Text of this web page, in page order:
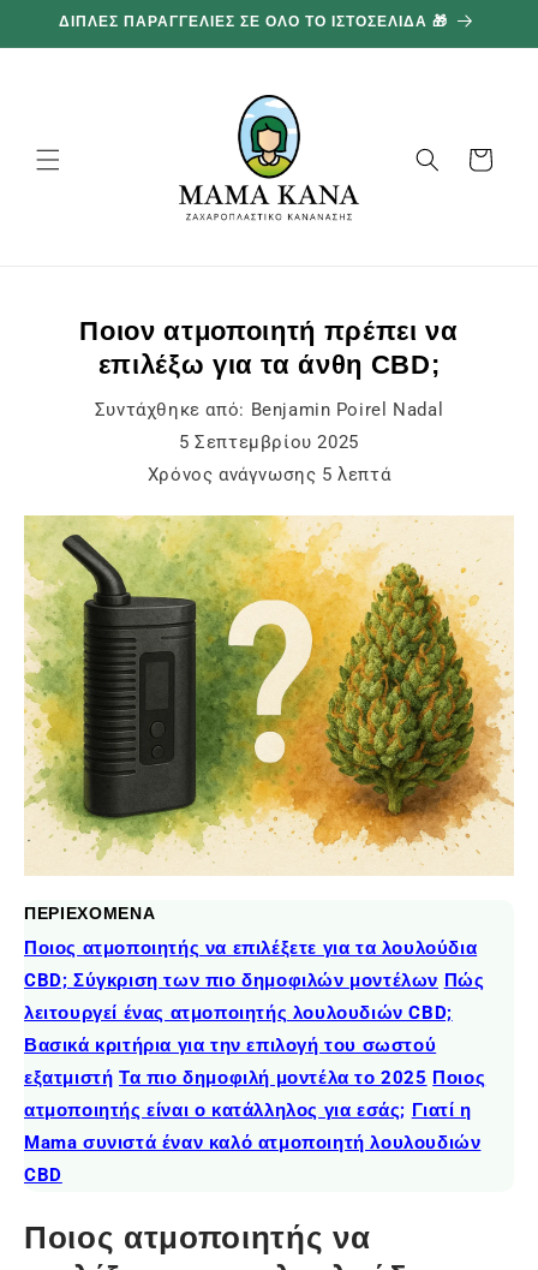
προχωρήστε
στο
ΔΙΠΛΕΣ ΠΑΡΑΓΓΕΛΙΕΣ ΣΕ ΟΛΟ ΤΟ ΙΣΤΟΣΕΛΙΔΑ 🎁
Καλάθι
Ποιον ατμοποιητή πρέπει να
επιλέξω για τα άνθη CBD;
Συντάχθηκε από: Benjamin Poirel Nadal
5 Σεπτεμβρίου 2025
Χρόνος ανάγνωσης 5 λεπτά
ΠΕΡΙΕΧΟΜΕΝΑ
Ποιος ατμοποιητής να επιλέξετε για τα λουλούδια
CBD; Σύγκριση των πιο δημοφιλών μοντέλων Πώς
λειτουργεί ένας ατμοποιητής λουλουδιών CBD;
Βασικά κριτήρια για την επιλογή του σωστού
εξατμιστή Τα πιο δημοφιλή μοντέλα το 2025 Ποιος
ατμοποιητής είναι ο κατάλληλος για εσάς; Γιατί η
Mama συνιστά έναν καλό ατμοποιητή λουλουδιών
CBD
Ποιος ατμοποιητής να